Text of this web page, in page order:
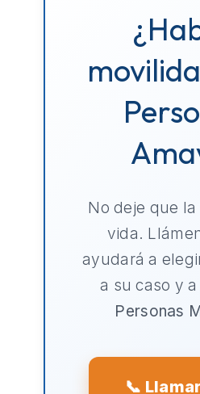
No deje que
vida.
ayudará a
a su caso y
Personas
📞